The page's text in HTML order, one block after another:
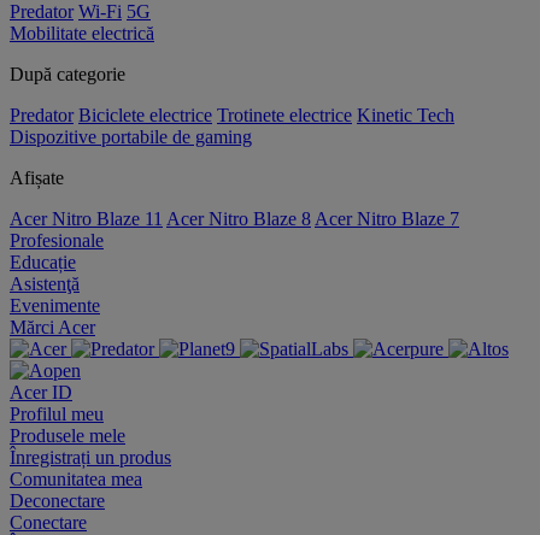
Predator Wi-Fi 5G
Mobilitate electrică
După categorie
Predator Biciclete electrice Trotinete electrice Kinetic Tech
Dispozitive portabile de gaming
Afișate
Acer Nitro Blaze 11 Acer Nitro Blaze 8 Acer Nitro Blaze 7
Profesionale
Educație
Asistenţă
Evenimente
Mărci Acer
Acer ID
Profilul meu
Produsele mele
Înregistrați un produs
Comunitatea mea
Deconectare
Conectare